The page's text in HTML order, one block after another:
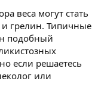
веса могут стать
и грелин. Типичные
подобный
если решаетесь
или